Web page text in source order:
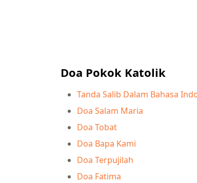
Doa Pokok Katolik
Tanda Salib Dalam Bahasa
Doa Salam Maria
Doa Tobat
Doa Bapa Kami
Doa Terpujilah
Doa Fatima